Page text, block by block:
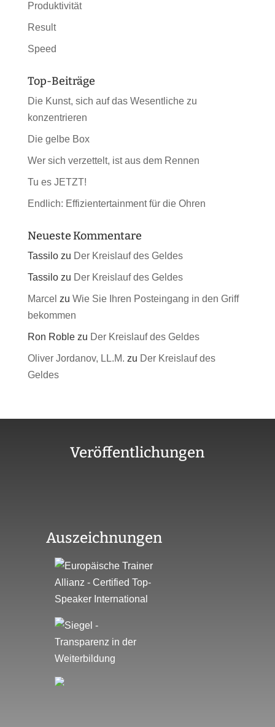
Produktivität
Result
Speed
Top-Beiträge
Die Kunst, sich auf das Wesentliche zu
konzentrieren
Die gelbe Box
Wer sich verzettelt, ist aus dem Rennen
Tu es JETZT!
Endlich: Effizientertainment für die Ohren
Neueste Kommentare
Tassilozu Der Kreislauf des Geldes
Tassilozu Der Kreislauf des Geldes
Marcel zu Wie Sie Ihren Posteingang in den Griff
bekommen
Ron Roblezu Der Kreislauf des Geldes
Oliver Jordanov, LL.M. zu Der Kreislauf des
Geldes
Veröffentlichungen
Auszeichnungen